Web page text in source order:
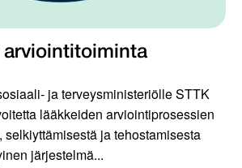
arviointitoiminta
ja terveysministeriölle STTK
lääkkeiden arviointiprosessien
selkiyttämisestä ja tehostamisesta
järjestelmä...